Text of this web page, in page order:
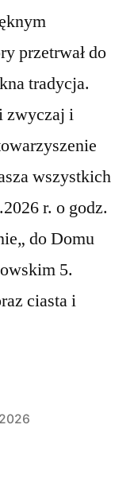
przetrwał do
tradycja.
zwyczaj i
wszystkich
r. o godz.
do Domu
5.
ciasta i